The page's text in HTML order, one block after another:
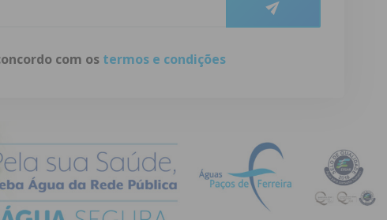
com os termos e condições